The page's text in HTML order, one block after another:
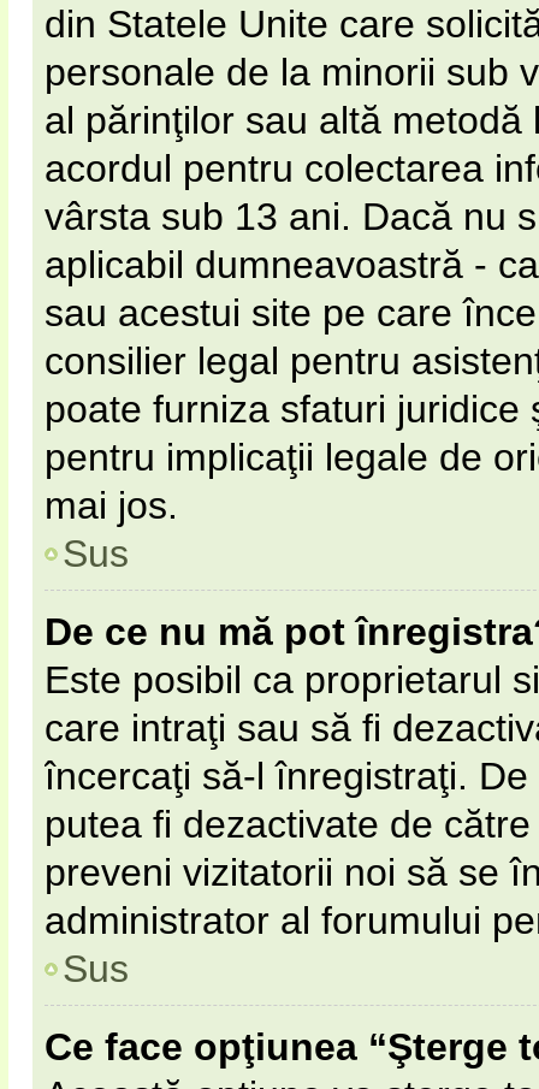
din Statele Unite care
personale de la minorii sub
al părinţilor sau altă
acordul pentru colectarea
vârsta sub 13 ani. Dacă nu
aplicabil dumneavoastră -
sau acestui site pe care
consilier legal pentru
poate furniza sfaturi
pentru implicaţii legale de
mai jos.
Sus
De ce nu mă pot
Este posibil ca proprietarul
care intraţi sau să fi
încercaţi să-l înregistraţi.
putea fi dezactivate de
preveni vizitatorii noi să se
administrator al forumului
Sus
Ce face opţiunea “Şterge